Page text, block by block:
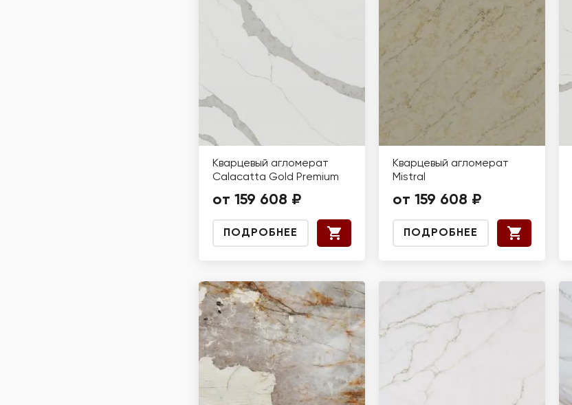
Кварцевый агломерат
Calacatta Gold Premium
от 159 608 ₽
ПОДРОБНЕЕ
Кварцевый агломерат
Mistral
от 159 608 ₽
ПОДРОБНЕЕ